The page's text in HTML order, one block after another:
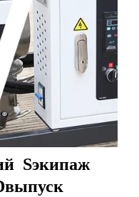
Sэкипаж
выпуск